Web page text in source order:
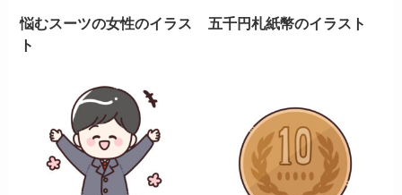
悩むスーツの女性のイラス
ト
五千円札紙幣のイラスト